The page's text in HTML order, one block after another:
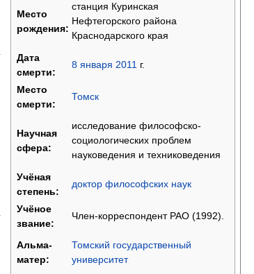
Место
рождения:
станция Куринская
Нефтегорского района
Краснодарского края
Дата
смерти:
8 января 2011 г.
Место
смерти:
Томск
Научная
сфера:
исследование философско-
социологических проблем
науковедения и техниковедения
Учёная
степень:
доктор философских наук
Учёное
звание:
Член-корреспондент РАО (1992).
Альма-
матер:
Томский государственный
университет